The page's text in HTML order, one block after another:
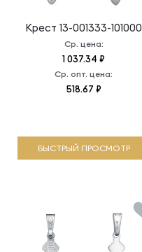
Крест 13-001333-101000
Ср. цена:
1 037.34 ₽
Ср. опт. цена:
518.67 ₽
БЫСТРЫЙ ПРОСМОТР